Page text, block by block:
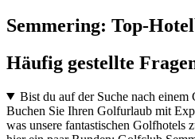
Semmering: Top-
Häufig gestellte
Bist du auf der Suche nach
Buchen Sie Ihren Golfurlaub mit
was unsere fantastischen Golfhotels